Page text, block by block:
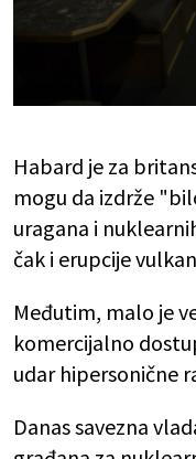
Habard je za
mogu da izdrže
uragana i
čak i erupcije
Međutim, malo je
komercijalno
udar hipersonične
Danas savezna